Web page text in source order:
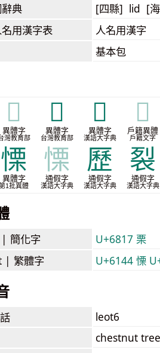
辭典 [四縣] lid [
名用漢字表 人名用漢字
基本包
𡨓
異體字
灣教育部
𣓨
異體字
台灣教育部
𣗴
異體字
漢語大字典
𣗴
戶籍異體
戶籍文字
慄
異體字
1批異體
慄
通假字
漢語大字典
歷
通假字
漢語大字典
裂
通假字
漢語大字典
簡化字
U+6817 栗
| 繁體字 U+6144 慄
leot6
chestnut